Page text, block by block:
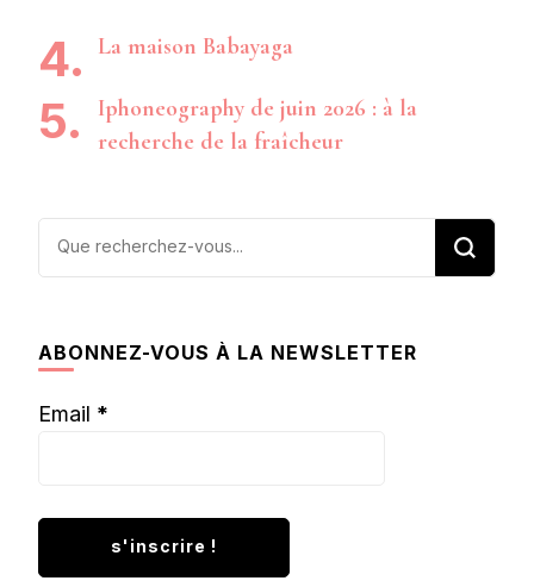
La maison Babayaga
Iphoneography de juin 2026 : à la
recherche de la fraîcheur
Vous
ABONNEZ-VOUS À LA NEWSLETTER
Email *